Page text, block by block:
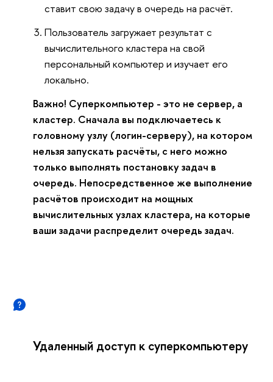
ставит свою задачу в очередь на расчёт.
Пользователь загружает результат с
вычислительного кластера на свой
персональный компьютер и изучает его
локально.
Важно! Суперкомпьютер - это не сервер, а
кластер. Сначала вы подключаетесь к
головному узлу (логин-серверу), на котором
нельзя запускать расчёты, с него можно
только выполнять постановку задач в
очередь. Непосредственное же выполнение
расчётов происходит на мощных
вычислительных узлах кластера, на которые
ваши задачи распределит очередь задач.
Удаленный доступ к суперкомпьютеру